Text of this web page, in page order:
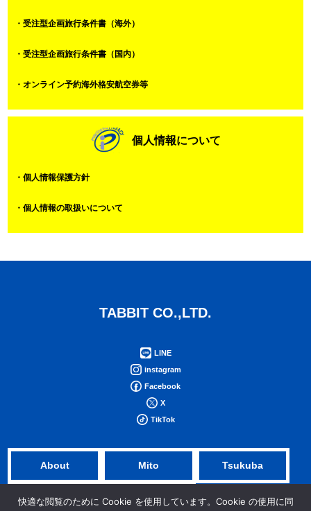
・受注型企画旅行条件書（海外）
・受注型企画旅行条件書（国内）
・オンライン予約海外格安航空券等
個人情報について
・個人情報保護方針
・個人情報の取扱いについて
TABBIT CO.,LTD.
LINE
instagram
Facebook
X
TikTok
About Mito Tsukuba
NFV Tokyo
快適な閲覧のために Cookie を使用しています。Cookie の使用に同